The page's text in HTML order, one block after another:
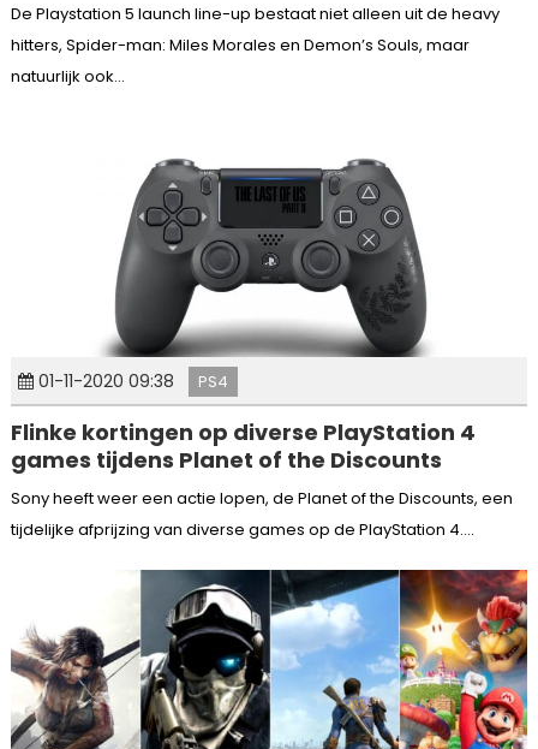
De Playstation 5 launch line-up bestaat niet alleen uit de heavy
hitters, Spider-man: Miles Morales en Demon’s Souls, maar
natuurlijk ook...
01-11-2020 09:38 PS4
Flinke kortingen op diverse PlayStation 4
games tijdens Planet of the Discounts
Sony heeft weer een actie lopen, de Planet of the Discounts, een
tijdelijke afprijzing van diverse games op de PlayStation 4....